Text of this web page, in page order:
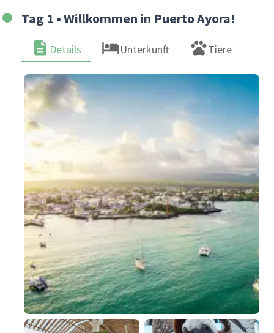
Tag 1 • Willkommen in Puerto Ayora!
Details Unterkunft Tiere